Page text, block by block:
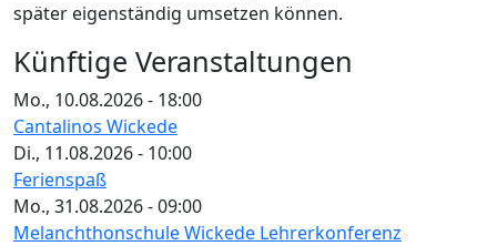
später eigenständig umsetzen können.
Künftige Veranstaltungen
Mo., 10.08.2026 - 18:00
Cantalinos Wickede
Di., 11.08.2026 - 10:00
Ferienspaß
Mo., 31.08.2026 - 09:00
Melanchthonschule Wickede Lehrerkonferenz